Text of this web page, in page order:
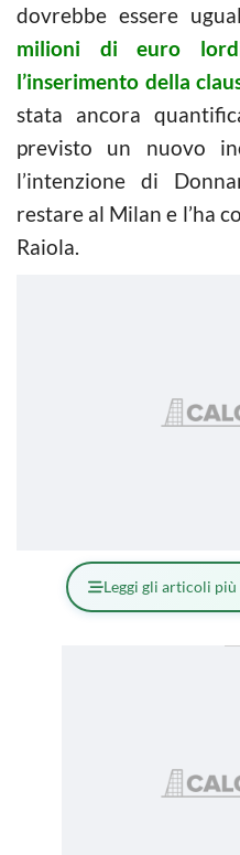
dovrebbe essere
milioni di euro
l’inserimento della
stata ancora
previsto un nuovo
l’intenzione di
restare al Milan e l’ha
Raiola.
Leggi gli articoli